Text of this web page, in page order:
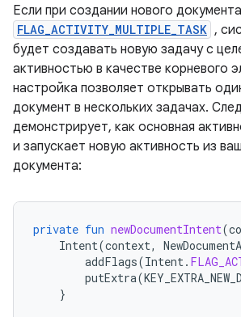
Если при создании нового
FLAG_ACTIVITY_MULTIPLE_TASK ,
будет создавать новую задачу с
активностью в качестве корневого
настройка позволяет открывать
документ в нескольких задачах.
демонстрирует, как основная
и запускает новую активность из
документа:
private fun newDocumentIntent(
Intent(context,
addFlags(Intent .
putExtra(
}